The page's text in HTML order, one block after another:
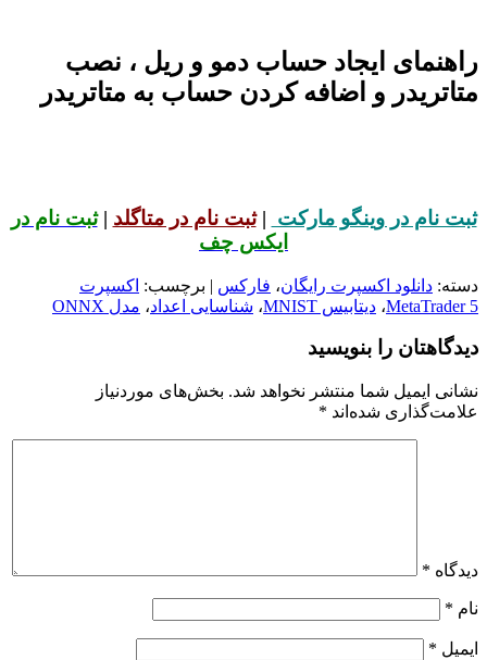
راهنمای ایجاد حساب دمو و ریل ، نصب
متاتریدر و اضافه کردن حساب به متاتریدر
ثبت نام در وینگو مارکت |ثبت نام در متاگلد |ثبت نام در
ایکس چف
دسته: دانلود اکسپرت رایگان، فارکس | برچسب: اکسپرت
MetaTrader 5، دیتابیس MNIST ، شناسایی اعداد، مدل ONNX
دیدگاهتان را بنویسید
نشانی ایمیل شما منتشر نخواهد شد. بخش‌های موردنیاز
علامت‌گذاری شده‌اند *
دیدگاه *
نام *
ایمیل *